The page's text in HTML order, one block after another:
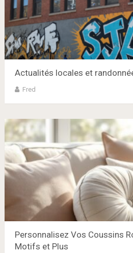
Actualités locales et
Fred
Personnalisez Vos Coussins
Motifs et Plus